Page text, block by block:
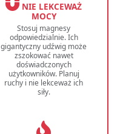
NIE LEKCEWAŻ
MOCY
Stosuj magnesy
odpowiedzialnie. Ich
gigantyczny udźwig może
zszokować nawet
doświadczonych
użytkowników. Planuj
ruchy i nie lekceważ ich
siły.